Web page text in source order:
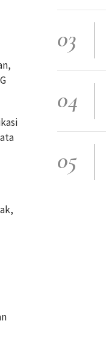
03
04
05